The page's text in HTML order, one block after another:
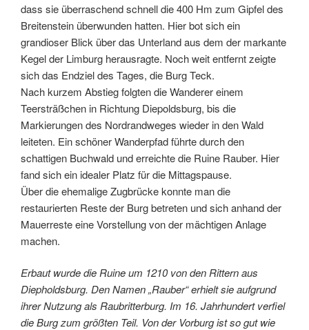
dass sie überraschend schnell die 400 Hm zum Gipfel des
Breitenstein überwunden hatten. Hier bot sich ein
grandioser Blick über das Unterland aus dem der markante
Kegel der Limburg herausragte. Noch weit entfernt zeigte
sich das Endziel des Tages, die Burg Teck.
Nach kurzem Abstieg folgten die Wanderer einem
Teersträßchen in Richtung Diepoldsburg, bis die
Markierungen des Nordrandweges wieder in den Wald
leiteten. Ein schöner Wanderpfad führte durch den
schattigen Buchwald und erreichte die Ruine Rauber. Hier
fand sich ein idealer Platz für die Mittagspause.
Über die ehemalige Zugbrücke konnte man die
restaurierten Reste der Burg betreten und sich anhand der
Mauerreste eine Vorstellung von der mächtigen Anlage
machen.
Erbaut wurde die Ruine um 1210 von den Rittern aus
Diepholdsburg. Den Namen „Rauber“ erhielt sie aufgrund
ihrer Nutzung als Raubritterburg. Im 16. Jahrhundert verfiel
die Burg zum größten Teil. Von der Vorburg ist so gut wie